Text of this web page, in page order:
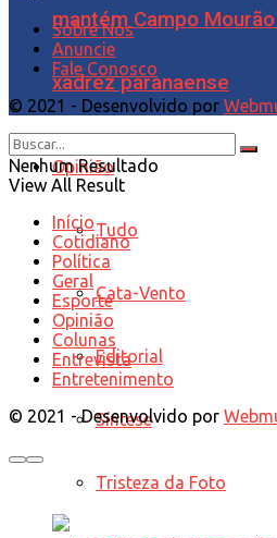
mantém Campo
xadrez paranaense
Opinião
Tudo
Cata-Vento
Editorial
Síntese
Tristeza da Foto
Sobre Nós
Anuncie
Fale Conosco
© 2021 - Desenvolvido por
Nenhum Resultado
View All Result
Início
Cotidiano
Política
Geral
Esporte
Opinião
Colunas
Entrevista
Entretenimento
© 2021 - Desenvolvido por